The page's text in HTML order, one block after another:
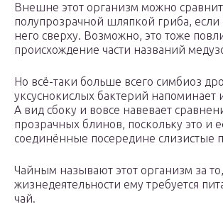
Внешне этот организм можно
полупрозрачной шляпкой гриба, если
него сверху. Возможно, это тоже
происхождение части названий
Но всё-таки больше всего симбиоз
уксуснокислых бактерий напоминает
А вид сбоку и вовсе навевает
прозрачных блинов, поскольку это и
соединённые посередине слизистые
Чайным называют этот организм за то,
жизнедеятельности ему требуется
чай.